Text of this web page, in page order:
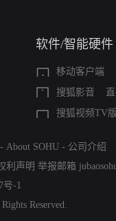
软件/智能硬件
移动客户端
搜狐影音
搜狐视频TV版
- About SOHU - 公司介绍
利声明 举报邮箱
号-1
Reserved.